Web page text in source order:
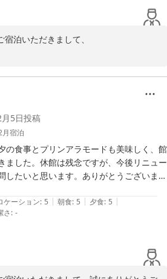
泊いただきまして、
の事、大変嬉しく存じます。
んが、ご来館いただいた皆様の良き思
ッフ一同日々努めて参ります。
5日投稿
宿泊
の食事とプリンアラモードも美味しく、館
ました。休館は残念ですが、今後リニュー
したいと思います。ありがとうございまし
ケーション: 5 | 朝食: 5 | 夕食: 5 |
さ: -